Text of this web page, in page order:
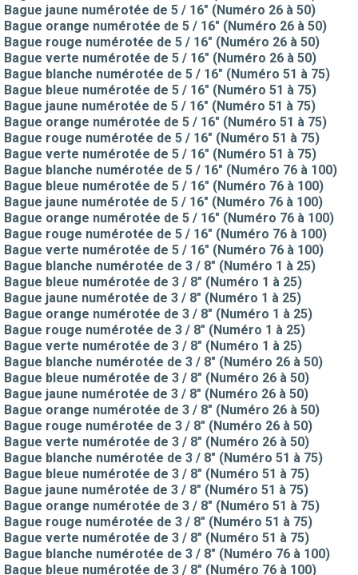
Bague jaune numérotée de 5 / 16" (Numéro 26 à 50)
Bague orange numérotée de 5 / 16" (Numéro 26 à 50)
Bague rouge numérotée de 5 / 16" (Numéro 26 à 50)
Bague verte numérotée de 5 / 16" (Numéro 26 à 50)
Bague blanche numérotée de 5 / 16" (Numéro 51 à 75)
Bague bleue numérotée de 5 / 16" (Numéro 51 à 75)
Bague jaune numérotée de 5 / 16" (Numéro 51 à 75)
Bague orange numérotée de 5 / 16" (Numéro 51 à 75)
Bague rouge numérotée de 5 / 16" (Numéro 51 à 75)
Bague verte numérotée de 5 / 16" (Numéro 51 à 75)
Bague blanche numérotée de 5 / 16" (Numéro 76 à 100)
Bague bleue numérotée de 5 / 16" (Numéro 76 à 100)
Bague jaune numérotée de 5 / 16" (Numéro 76 à 100)
Bague orange numérotée de 5 / 16" (Numéro 76 à 100)
Bague rouge numérotée de 5 / 16" (Numéro 76 à 100)
Bague verte numérotée de 5 / 16" (Numéro 76 à 100)
Bague blanche numérotée de 3 / 8" (Numéro 1 à 25)
Bague bleue numérotée de 3 / 8" (Numéro 1 à 25)
Bague jaune numérotée de 3 / 8" (Numéro 1 à 25)
Bague orange numérotée de 3 / 8" (Numéro 1 à 25)
Bague rouge numérotée de 3 / 8" (Numéro 1 à 25)
Bague verte numérotée de 3 / 8" (Numéro 1 à 25)
Bague blanche numérotée de 3 / 8" (Numéro 26 à 50)
Bague bleue numérotée de 3 / 8" (Numéro 26 à 50)
Bague jaune numérotée de 3 / 8" (Numéro 26 à 50)
Bague orange numérotée de 3 / 8" (Numéro 26 à 50)
Bague rouge numérotée de 3 / 8" (Numéro 26 à 50)
Bague verte numérotée de 3 / 8" (Numéro 26 à 50)
Bague blanche numérotée de 3 / 8" (Numéro 51 à 75)
Bague bleue numérotée de 3 / 8" (Numéro 51 à 75)
Bague jaune numérotée de 3 / 8" (Numéro 51 à 75)
Bague orange numérotée de 3 / 8" (Numéro 51 à 75)
Bague rouge numérotée de 3 / 8" (Numéro 51 à 75)
Bague verte numérotée de 3 / 8" (Numéro 51 à 75)
Bague blanche numérotée de 3 / 8" (Numéro 76 à 100)
Bague bleue numérotée de 3 / 8" (Numéro 76 à 100)